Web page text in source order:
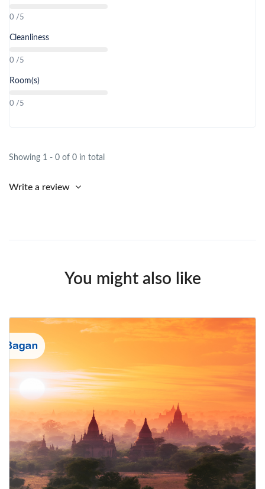
0 /5
Cleanliness
0 /5
Room(s)
0 /5
Showing 1 - 0 of 0 in total
Write a review
You might also like